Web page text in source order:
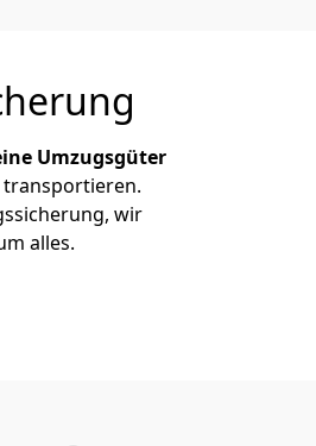
Umzugsgüter
transportieren.
wir
alles.